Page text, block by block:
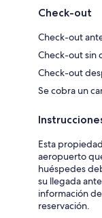
Check-out
Check-out
Check-out sin
Check-out
Se cobra un
Esta
aeropuerto
huéspedes
su llegada
información
reservación.